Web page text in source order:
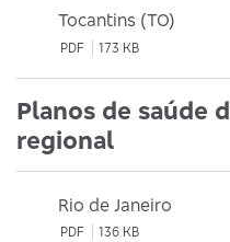
Tocantins (TO)
PDF 173 KB
Planos de saúde
regional
Rio de Janeiro
PDF 136 KB